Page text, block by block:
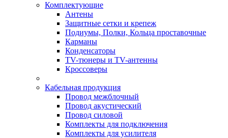
Комплектующие
Антены
Защитные сетки и крепеж
Подиумы, Полки, Кольца проставочные
Карманы
Конденсаторы
TV-тюнеры и TV-антенны
Кроссоверы
Кабельная продукция
Провод межблочный
Провод акустический
Провод силовой
Комплекты для подключения
Комплекты для усилителя